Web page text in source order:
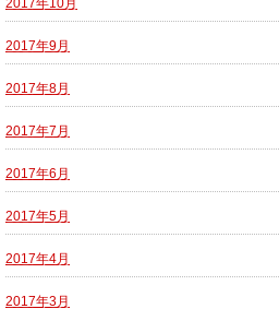
2017年10月
2017年9月
2017年8月
2017年7月
2017年6月
2017年5月
2017年4月
2017年3月